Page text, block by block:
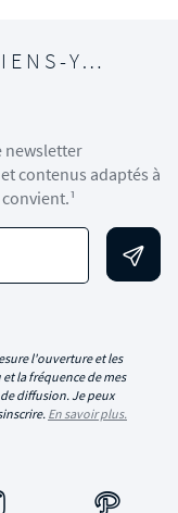
Y…
newsletter
contenus adaptés à
l'ouverture et les
la fréquence de mes
diffusion. Je peux
En savoir plus.